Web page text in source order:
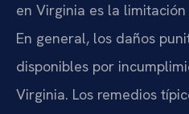
en Virginia es la
En general, los daños
disponibles por
Virginia. Los remedios